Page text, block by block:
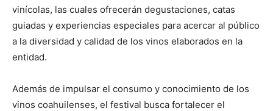
vinícolas, las cuales ofrecerán degustaciones, catas
guiadas y experiencias especiales para acercar al público
a la diversidad y calidad de los vinos elaborados en la
entidad.
Además de impulsar el consumo y conocimiento de los
vinos coahuilenses, el festival busca fortalecer el